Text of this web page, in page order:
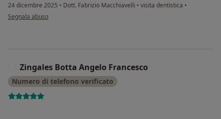
24 dicembre 2025 • Dott. Fabrizio Macchiavelli • visita dentistica •
secondo l'opinione dell'utente T.I.
Segnala abuso
Zingales Botta Angelo Francesco
Numero di telefono verificato